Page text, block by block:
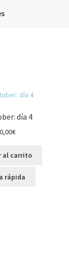
día 4
€
al carrito
rápida